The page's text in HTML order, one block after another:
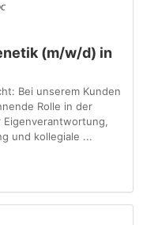
(m/w/d) in
Bei unserem Kunden
Rolle in der
Eigenverantwortung,
und kollegiale ...